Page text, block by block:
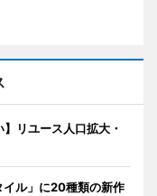
】リユース人口拡大・
イル」に20種類の新作